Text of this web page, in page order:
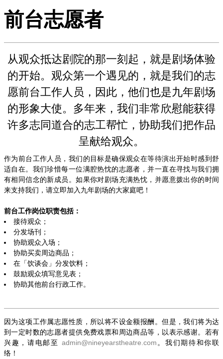
前台志愿者
从观众抵达剧院的那一刻起，就是剧场体验
的开始。观众第一个遇见的，就是我们的志
愿前台工作人员，因此，他们也是九年剧场
的形象大使。多年来，我们非常欣慰能获得
许多志同道合的志工帮忙，协助我们把作品
呈献给观众。
作为前台工作人员，我们的目标是确保观众在等待演出开始时感到舒
适自在。我们珍惜每一位满腔热忱的志愿者，并一直在寻找与我们拥
有相同信念的新成员。如果你对剧场充满热忱，并愿意拨出你的时间
来支持我们，请立即加入九年剧场的大家庭吧！
前台工作岗位职责包括：
接待观众；
分发场刊；
协助观众入场；
协助买卖周边商品；
在「饮谈会」分发饮料；
鼓励观众填写意见表；
协助其他前台行政工作。
因为这项工作属志愿性质，所以将不设金额报酬。但是，我们将为达
到一定时数的志愿者提供免费戏票和周边商品等，以表示感谢。若有
兴趣，请电邮至 admin@nineyearstheatre.com 。我们期待和你联
络！